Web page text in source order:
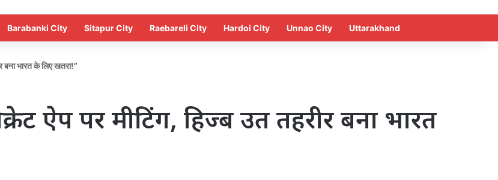
Barabanki City Sitapur City Raebareli City Hardoi City Unnao City Uttarakhand
बना भारत के लिए खतरा!”
ऐप पर मीटिंग, हिज्ब उत तहरीर बना भारत